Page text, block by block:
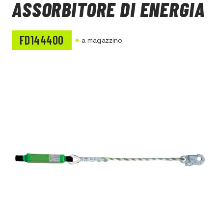
ASSORBITORE DI ENERGIA
FD144400 a magazzino